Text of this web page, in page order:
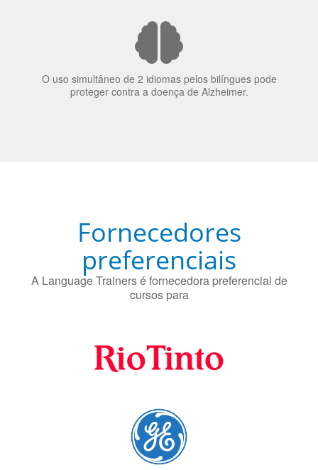
O uso simultâneo de 2 idiomas pelos bilíngues pode
proteger contra a doença de Alzheimer.
Fornecedores
preferenciais
A Language Trainers é fornecedora preferencial de
cursos para